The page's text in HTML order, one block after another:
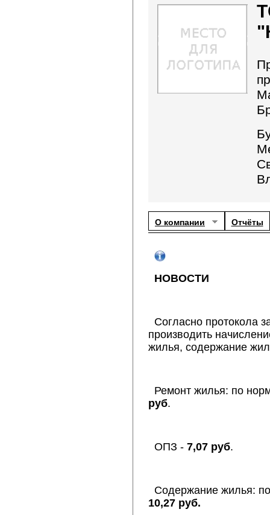
О компании Отчёты
НОВОСТИ
Согласно протокола
производить
жилья, содержание
Ремонт жилья: по
руб.
ОПЗ - 7,07 руб.
Содержание жилья:
10,27 руб.